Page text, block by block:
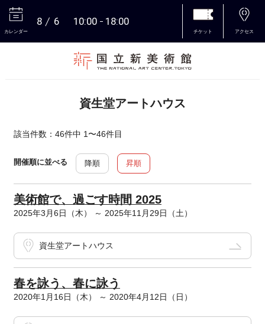
カレンダー
8 6 10:00 18:00
チケット アクセス
資生堂アートハウス
該当件数：46件中 1〜46件目
開催順に並べる 降順 昇順
美術館で、過ごす時間 2025
2025年3月6日（木） ～ 2025年11月29日（土）
資生堂アートハウス
春を詠う、春に詠う
2020年1月16日（木） ～ 2020年4月12日（日）